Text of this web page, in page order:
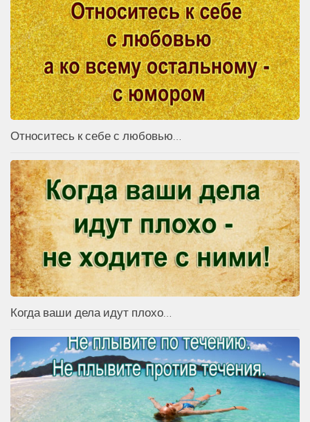
Относитесь к себе с любовью…
Когда ваши дела идут плохо…